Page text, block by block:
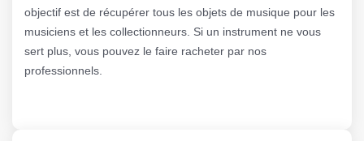
objectif est de récupérer tous les objets de musique pour les
musiciens et les collectionneurs. Si un instrument ne vous
sert plus, vous pouvez le faire racheter par nos
professionnels.